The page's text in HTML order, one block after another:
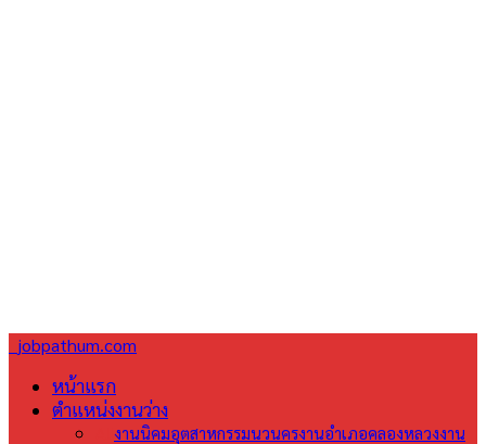
jobpathum.com
หน้าแรก
ตำแหน่งงานว่าง
งานนิคมอุตสาหกรรมนวนครงานอำเภอคลองหลวงงาน